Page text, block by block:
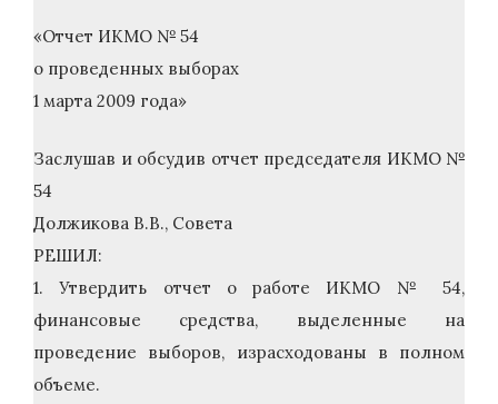
«Отчет ИКМО № 54
о проведенных выборах
1 марта 2009 года»
Заслушав и обсудив отчет председателя ИКМО №
54
Должикова В.В., Советa
РЕШИЛ:
1. Утвердить отчет о работе ИКМО № 54,
финансовые средства, выделенные на
проведение выборов, израсходованы в полном
объеме.